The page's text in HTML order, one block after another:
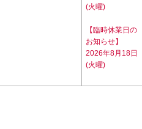
(火曜)
【臨時休業日の
お知らせ】
2026年8月18日
(火曜)